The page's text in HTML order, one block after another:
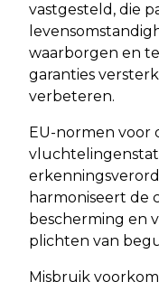
vastgesteld, die
waarborgen en
garanties
verbeteren.
EU-normen voor
harmoniseert de
bescherming en
plichten van
Misbruik